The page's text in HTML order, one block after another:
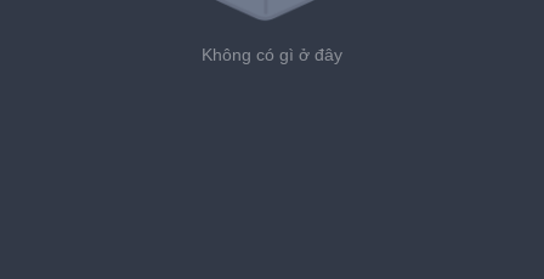
Không có gì ở đây